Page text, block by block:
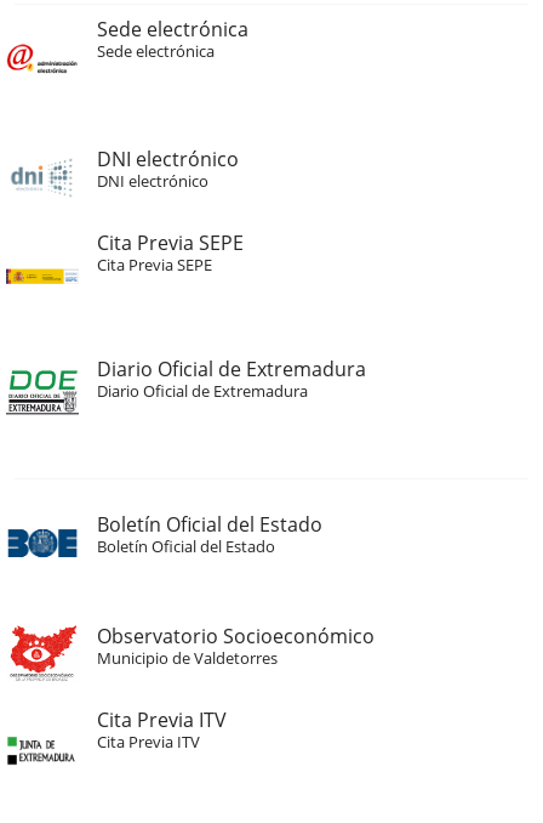
Sede electrónica
Sede electrónica
DNI electrónico
DNI electrónico
Cita Previa SEPE
Cita Previa SEPE
Diario Oficial de Extremadura
Diario Oficial de Extremadura
Boletín Oficial del Estado
Boletín Oficial del Estado
Observatorio Socioeconómico
Municipio de Valdetorres
Cita Previa ITV
Cita Previa ITV